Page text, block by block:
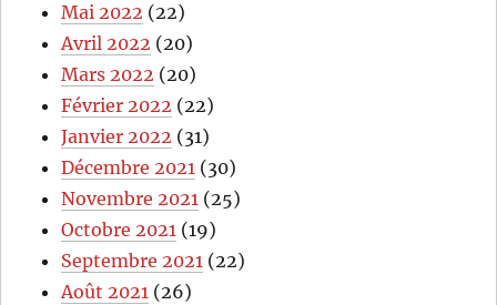
Mai 2022 (22)
Avril 2022 (20)
Mars 2022 (20)
Février 2022 (22)
Janvier 2022 (31)
Décembre 2021 (30)
Novembre 2021 (25)
Octobre 2021 (19)
Septembre 2021 (22)
Août 2021 (26)